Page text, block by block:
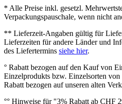
* Alle Preise inkl. gesetzl.
Verpackungspauschale, wenn nicht
** Lieferzeit‐Angaben gültig für
Lieferzeiten für andere Länder und
des Liefertermins siehe hier.
° Rabatt bezogen auf den Kauf von
Einzelprodukts bzw. Einzelsorten von
Rabatt bezogen auf unseren alten
°° Hinweise für "3% Rabatt ab CHF